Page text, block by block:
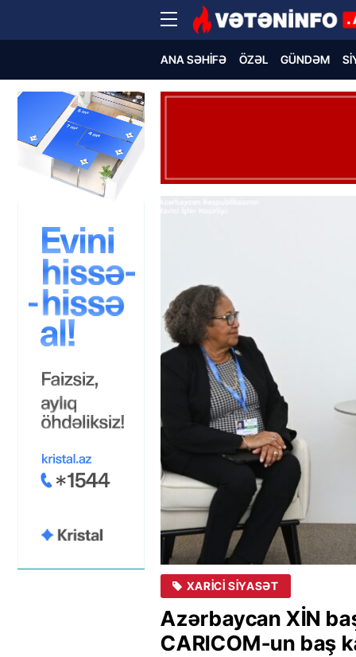
ANA SƏHIFƏ ÖZƏL GÜNDƏM
XARICI SIYASƏT
Azərbaycan XİN
CARICOM-un baş